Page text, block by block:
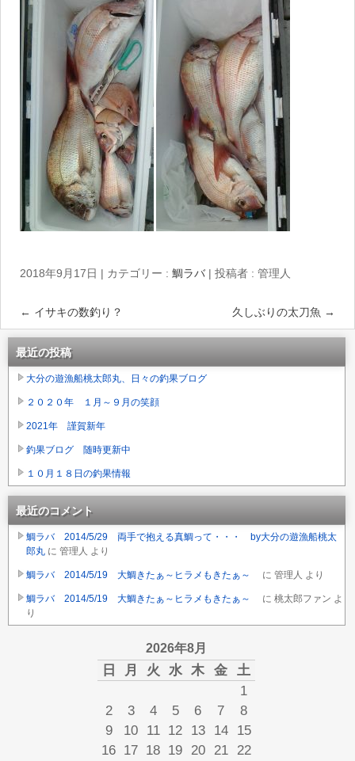
2018年9月17日 | カテゴリー :鯛ラバ |投稿者 : 管理人
← イサキの数釣り？ 久しぶりの太刀魚 →
最近の投稿
大分の遊漁船桃太郎丸、日々の釣果ブログ
２０２０年 １月～９月の笑顔
2021年 謹賀新年
釣果ブログ 随時更新中
１０月１８日の釣果情報
最近のコメント
鯛ラバ 2014/5/29 両手で抱える真鯛って・・・ by大分の遊漁船桃太
郎丸 に 管理人 より
鯛ラバ 2014/5/19 大鯛きたぁ～ヒラメもきたぁ～ に 管理人 より
鯛ラバ 2014/5/19 大鯛きたぁ～ヒラメもきたぁ～ に 桃太郎ファン よ
り
2026年8月
日 月 火 水 木 金 土
1
2
3 4 5 6 7
8
9
10 11 12 13 14
15
16 17 18 19 20 21
22